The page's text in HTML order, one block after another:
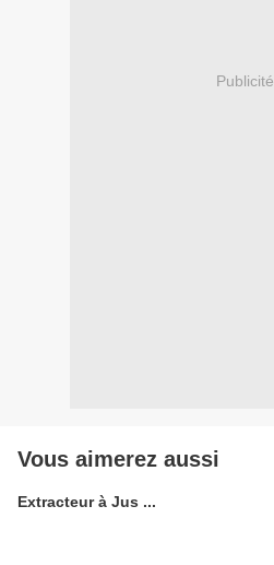
Publicité
Vous aimerez aussi
Extracteur à Jus ...